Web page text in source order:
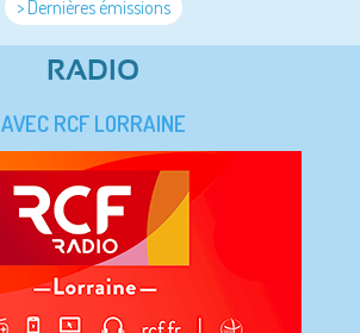
> Dernières émissions
RADIO
AVEC RCF LORRAINE